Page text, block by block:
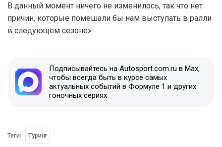
В данный момент ничего не изменилось, так что нет
причин, которые помешали бы нам выступать в ралли
в следующем сезоне».
Подписывайтесь на Autosport.com.ru в Max,
чтобы всегда быть в курсе самых
актуальных событий в Формуле 1 и других
гоночных сериях
Теги: Туринг